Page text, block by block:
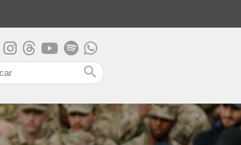
search